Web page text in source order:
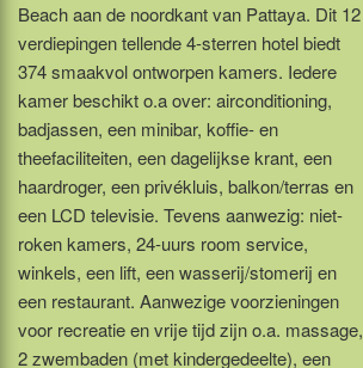
Beach aan de noordkant van Pattaya. Dit 12
verdiepingen tellende 4-sterren hotel biedt
374 smaakvol ontworpen kamers. Iedere
kamer beschikt o.a over: airconditioning,
badjassen, een minibar, koffie- en
theefaciliteiten, een dagelijkse krant, een
haardroger, een privékluis, balkon/terras en
een LCD televisie. Tevens aanwezig: niet-
roken kamers, 24-uurs room service,
winkels, een lift, een wasserij/stomerij en
een restaurant. Aanwezige voorzieningen
voor recreatie en vrije tijd zijn o.a. massage,
2 zwembaden (met kindergedeelte), een